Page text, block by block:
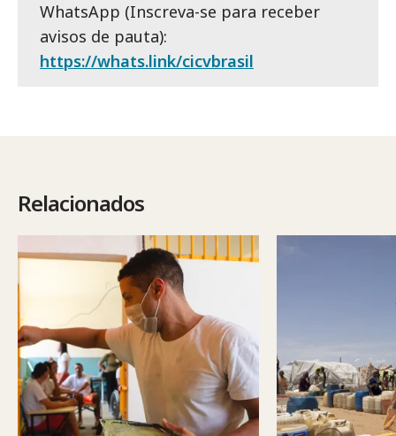
WhatsApp (Inscreva-se para receber
avisos de pauta):
https://whats.link/cicvbrasil
Relacionados